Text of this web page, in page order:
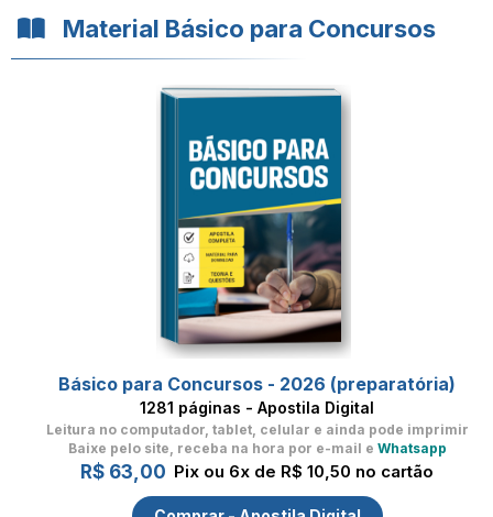
Material Básico para Concursos
Básico para Concursos - 2026 (preparatória)
1281 páginas - Apostila Digital
Leitura no computador, tablet, celular e ainda pode imprimir
Baixe pelo site, receba na hora por e-mail e Whatsapp
R$ 63,00 Pix ou 6x de R$ 10,50 no cartão